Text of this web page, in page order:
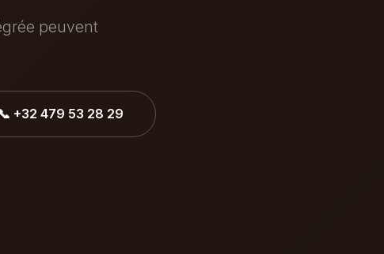
peuvent
📞 +32 479 53 28 29